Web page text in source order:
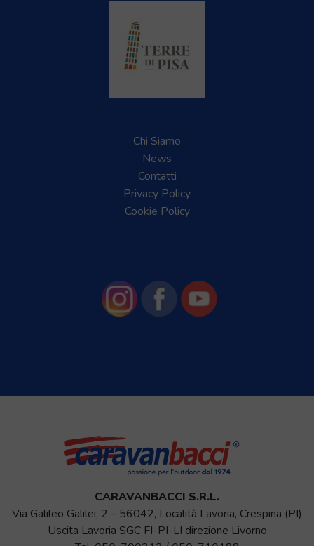
Chi Siamo
News
Contatti
Privacy Policy
Cookie Policy
CARAVANBACCI S.R.L.
Via Galileo Galilei, 2 – 56042, Località Lavoria, Crespina (PI)
Uscita Lavoria SGC FI-PI-LI direzione Livorno